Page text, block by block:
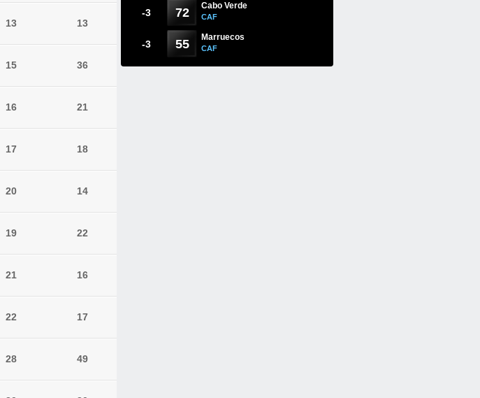
13 13
15 36
16 21
17 18
20 14
19 22
21 16
22 17
28 49
-3 72 Cabo Verde
CAF
-3 55 Marruecos
CAF